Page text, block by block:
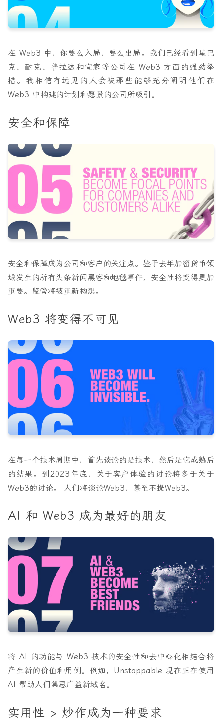
在 Web3 中，你要么入局，要么出局。我们已经看到星巴
克、耐克、普拉达和宜家等公司在 Web3 方面的强劲举
措。我相信有远见的人会被那些能够充分阐明他们在
Web3 中构建的计划和愿景的公司所吸引。
安全和保障
安全和保障成为公司和客户的关注点。鉴于去年加密货币领
域发生的所有头条新闻黑客和地毯事件，安全性将变得更加
重要。监管将被重新构想。
Web3 将变得不可见
在每一个技术周期中，首先谈论的是技术，然后是它成熟后
的结果。到2023年底，关于客户体验的讨论将多于关于
Web3的讨论。 人们将谈论Web3，甚至不提Web3。
AI 和 Web3 成为最好的朋友
将 AI 的功能与 Web3 技术的安全性和去中心化相结合将
产生新的价值和用例。例如，Unstoppable 现在正在使用
AI 帮助人们集思广益新域名。
实用性 > 炒作成为一种要求